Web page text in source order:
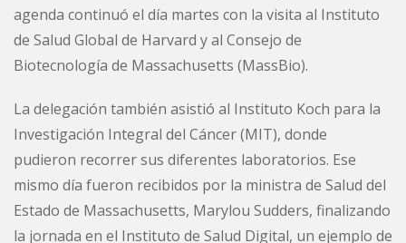
agenda continuó el día martes con la visita al Instituto
de Salud Global de Harvard y al Consejo de
Biotecnología de Massachusetts (MassBio).
La delegación también asistió al Instituto Koch para la
Investigación Integral del Cáncer (MIT), donde
pudieron recorrer sus diferentes laboratorios. Ese
mismo día fueron recibidos por la ministra de Salud del
Estado de Massachusetts, Marylou Sudders, finalizando
la jornada en el Instituto de Salud Digital, un ejemplo de